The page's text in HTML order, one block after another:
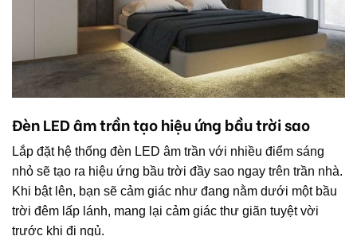
Đèn LED âm trần tạo hiệu ứng bầu trời sao
Lắp đặt hệ thống đèn LED âm trần với nhiều điểm sáng
nhỏ sẽ tạo ra hiệu ứng bầu trời đầy sao ngay trên trần nhà.
Khi bật lên, bạn sẽ cảm giác như đang nằm dưới một bầu
trời đêm lấp lánh, mang lại cảm giác thư giãn tuyệt vời
trước khi đi ngủ.